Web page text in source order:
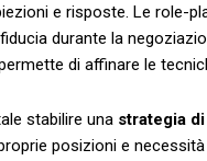
⁤e risposte. Le role-
durante la
⁤di‍ affinare le
stabilire una strategia
posizioni e